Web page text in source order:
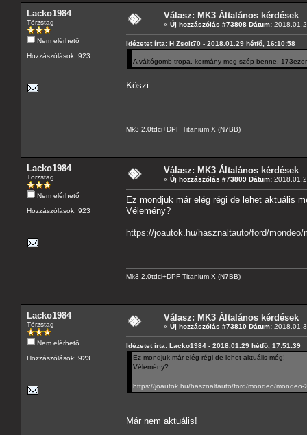
Lacko1984
Törzstag
Nem elérhető
Hozzászólások: 923
Válasz: MK3 Általános kérdések
« Új hozzászólás #73808 Dátum:
Idézetet írta: H Zsolt70 - 2018.01.29 hétfő, 16:10:58
A váltógomb tropa, kormány meg szép benne.
Köszi
Mk3 2.0tdci+DPF Titanium X (N7BB)
Lacko1984
Törzstag
Nem elérhető
Hozzászólások: 923
Válasz: MK3 Általános kérdések
« Új hozzászólás #73809 Dátum:
Ez mondjuk már elég régi de lehet aktuális
Vélemény?
https://joautok.hu/hasznaltauto/ford/
Mk3 2.0tdci+DPF Titanium X (N7BB)
Lacko1984
Törzstag
Nem elérhető
Hozzászólások: 923
Válasz: MK3 Általános kérdések
« Új hozzászólás #73810 Dátum:
Idézetet írta: Lacko1984 - 2018.01.29 hétfő, 17:51:39
Ez mondjuk már elég régi de lehet aktuális még!
Vélemény?
https://joautok.hu/hasznaltauto/ford/mondeo/mondeo-
Már nem aktuális!